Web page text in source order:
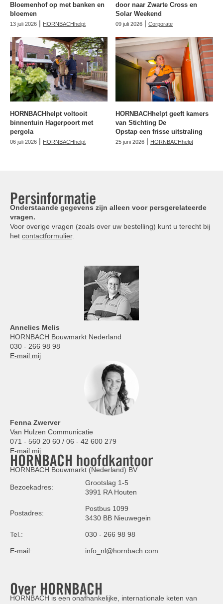
Bloemenhof op met banken en
bloemen
13 juli 2026 | HORNBACHhelpt
door naar Zwarte Cross en
Solar Weekend
09 juli 2026 | Corporate
HORNBACHhelpt voltooit
binnentuin Hagerpoort met
pergola
06 juli 2026 | HORNBACHhelpt
HORNBACHhelpt geeft kamers
van Stichting De
Opstap een frisse uitstraling
25 juni 2026 | HORNBACHhelpt
Persinformatie
Onderstaande gegevens zijn alleen voor persgerelateerde
vragen.
Voor overige vragen (zoals over uw bestelling) kunt u terecht bij
het contactformulier.
Annelies Melis
HORNBACH Bouwmarkt Nederland
030 - 266 98 98
E-mail mij
Fenna Zwerver
Van Hulzen Communicatie
071 - 560 20 60 / 06 - 42 600 279
E-mail mij
HORNBACH hoofdkantoor
HORNBACH Bouwmarkt (Nederland) BV
Bezoekadres:
Grootslag 1-5
3991 RA Houten
Postadres:
Postbus 1099
3430 BB Nieuwegein
Tel.: 030 - 266 98 98
E-mail: info_nl@hornbach.com
Over HORNBACH
HORNBACH is een onafhankelijke, internationale keten van